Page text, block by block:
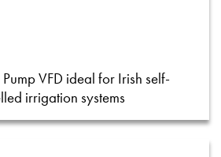
VFD ideal for Irish self-
irrigation systems